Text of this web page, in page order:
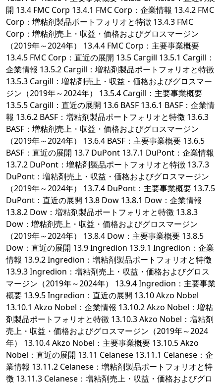
開 13.4 FMC Corp 13.4.1 FMC Corp：企業情報 13.4.2 FMC
Corp：増粘剤製品ポートフォリオと特徴 13.4.3 FMC
Corp：増粘剤売上・収益・価格およびグロスマージン
（2019年～2024年） 13.4.4 FMC Corp：主要事業概要
13.4.5 FMC Corp：直近の展開 13.5 Cargill 13.5.1 Cargill：
企業情報 13.5.2 Cargill：増粘剤製品ポートフォリオと特徴
13.5.3 Cargill：増粘剤売上・収益・価格およびグロスマー
ジン（2019年～2024年） 13.5.4 Cargill：主要事業概要
13.5.5 Cargill：直近の展開 13.6 BASF 13.6.1 BASF：企業情
報 13.6.2 BASF：増粘剤製品ポートフォリオと特徴 13.6.3
BASF：増粘剤売上・収益・価格およびグロスマージン
（2019年～2024年） 13.6.4 BASF：主要事業概要 13.6.5
BASF：直近の展開 13.7 DuPont 13.7.1 DuPont：企業情報
13.7.2 DuPont：増粘剤製品ポートフォリオと特徴 13.7.3
DuPont：増粘剤売上・収益・価格およびグロスマージン
（2019年～2024年） 13.7.4 DuPont：主要事業概要 13.7.5
DuPont：直近の展開 13.8 Dow 13.8.1 Dow：企業情報
13.8.2 Dow：増粘剤製品ポートフォリオと特徴 13.8.3
Dow：増粘剤売上・収益・価格およびグロスマージン
（2019年～2024年） 13.8.4 Dow：主要事業概要 13.8.5
Dow：直近の展開 13.9 Ingredion 13.9.1 Ingredion：企業
情報 13.9.2 Ingredion：増粘剤製品ポートフォリオと特徴
13.9.3 Ingredion：増粘剤売上・収益・価格およびグロス
マージン（2019年～2024年） 13.9.4 Ingredion：主要事業
概要 13.9.5 Ingredion：直近の展開 13.10 Akzo Nobel
13.10.1 Akzo Nobel：企業情報 13.10.2 Akzo Nobel：増粘
剤製品ポートフォリオと特徴 13.10.3 Akzo Nobel：増粘剤
売上・収益・価格およびグロスマージン（2019年～2024
年） 13.10.4 Akzo Nobel：主要事業概要 13.10.5 Akzo
Nobel：直近の展開 13.11 Celanese 13.11.1 Celanese：企
業情報 13.11.2 Celanese：増粘剤製品ポートフォリオと特
徴 13.11.3 Celanese：増粘剤売上・収益・価格およびグロ